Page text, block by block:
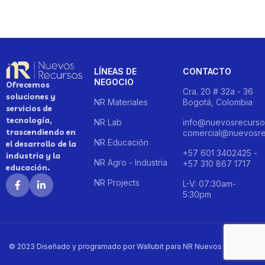
Ofrecemos
soluciones y
servicios de
tecnología,
trascendiendo en
el desarrollo de la
industria y la
educación.
LÍNEAS DE
NEGOCIO
NR Materiales
NR Lab
NR Educación
NR Agro - Industria
NR Projects
CONTACTO
Cra. 20 # 32a - 36
Bogotá, Colombia
+57 601 3402425 -
+57 310 867 1717
L-V: 07:30am-
5:30pm
© 2023 Diseñado y programado por Wallubit para NR Nuevos Recursos